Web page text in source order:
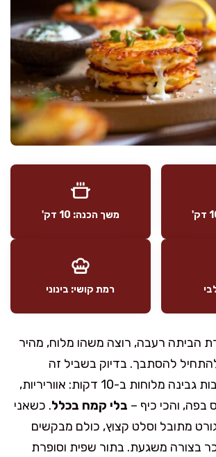
משך הכנה: 10 דק'
רמת קושי: בינוני
הביתה רעבה, רוצה משהו מלוח, מהיר
להסתבך. בדיוק בשביל זה
פיתחתי בבית לביבות גבינה מלוחות ב-10 דקות: אווריריות,
בפה, והכי כיף – בלי קמח בכלל. כשאני
מתובל וסלט קצוץ, כולם מבקשים
בצורה משגעת. בתור שפית וסופרת